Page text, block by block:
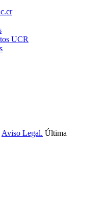
UCR
Aviso Legal. Última